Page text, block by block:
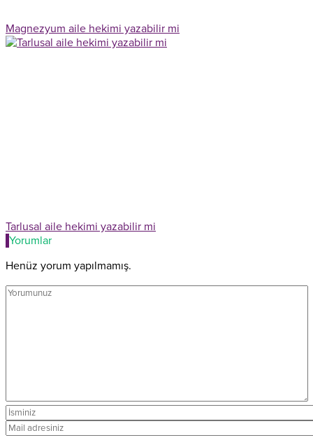
Magnezyum aile hekimi yazabilir mi
Tarlusal aile hekimi yazabilir mi
Yorumlar
Henüz yorum yapılmamış.